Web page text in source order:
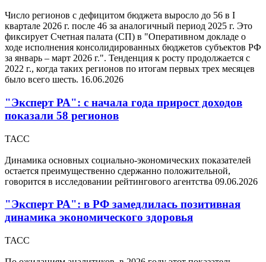
Число регионов с дефицитом бюджета выросло до 56 в I
квартале 2026 г. после 46 за аналогичный период 2025 г. Это
фиксирует Счетная палата (СП) в "Оперативном докладе о
ходе исполнения консолидированных бюджетов субъектов РФ
за январь – март 2026 г.". Тенденция к росту продолжается с
2022 г., когда таких регионов по итогам первых трех месяцев
было всего шесть. 16.06.2026
"Эксперт РА": с начала года прирост доходов
показали 58 регионов
ТАСС
Динамика основных социально-экономических показателей
остается преимущественно сдержанно положительной,
говорится в исследовании рейтингового агентства 09.06.2026
"Эксперт РА": в РФ замедлилась позитивная
динамика экономического здоровья
ТАСС